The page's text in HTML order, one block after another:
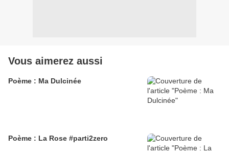
Vous aimerez aussi
Poème : Ma Dulcinée
Poème : La Rose #parti2zero